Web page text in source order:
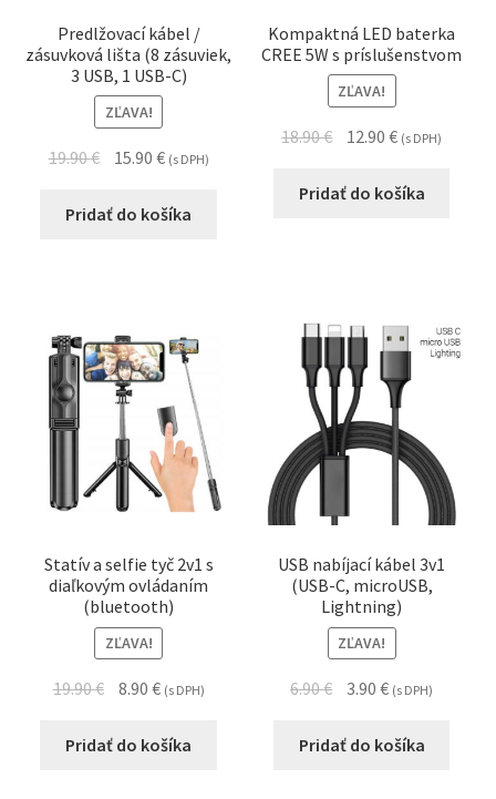
Predlžovací kábel /
zásuvková lišta (8 zásuviek,
3 USB, 1 USB-C)
ZĽAVA!
19.90€ 15.90 € (s DPH)
Pridať do košíka
Kompaktná LED baterka
CREE 5W s príslušenstvom
ZĽAVA!
18.90€ 12.90€ (s DPH)
Pridať do košíka
Statív a selfie tyč 2v1 s
diaľkovým ovládaním
(bluetooth)
ZĽAVA!
19.90€ 8.90 € (s DPH)
Pridať do košíka
USB nabíjací kábel 3v1
(USB-C, microUSB,
Lightning)
ZĽAVA!
6.90€ 3.90€ (s DPH)
Pridať do košíka